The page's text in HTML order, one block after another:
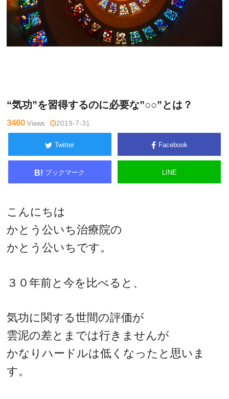
“気功”を習得するのに必要な”○○”とは？
3460 Views 2019-7-31
Twitter Facebook
B! ブックマーク LINE
こんにちは
かとう公いち治療院の
かとう公いちです。
３０年前と今を比べると、
気功に関する世間の評価が
雲泥の差とまでは行きませんが
かなりハードルは低くなったと思いま
す。